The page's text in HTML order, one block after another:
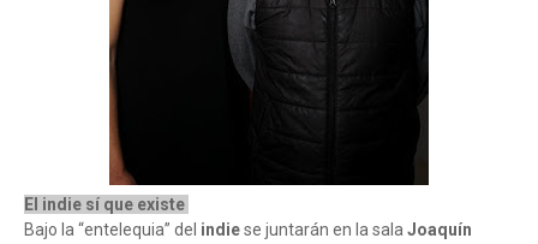
El indie sí que existe
Bajo la “entelequia” del indiese juntarán en la salaJoaquín